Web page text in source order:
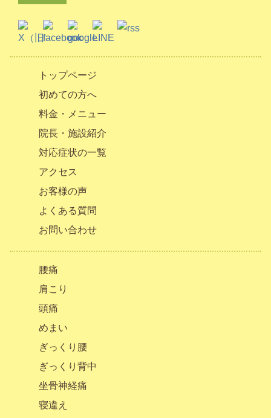
トップページ
初めての方へ
料金・メニュー
院長・施設紹介
対応症状の一覧
アクセス
お客様の声
よくある質問
お問い合わせ
腰痛
肩こり
頭痛
めまい
ぎっくり腰
ぎっくり背中
坐骨神経痛
寝違え